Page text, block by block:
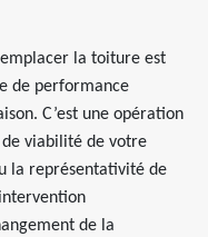
la toiture est
de performance
C’est une opération
viabilité de votre
la représentativité de
de la